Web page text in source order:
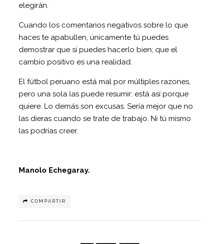
elegirán.
Cuando los comentarios negativos sobre lo que
haces te apabullen, únicamente tú puedes
demostrar que sí puedes hacerlo bien; que el
cambio positivo es una realidad.
El fútbol peruano está mal por múltiples razones,
pero una sola las puede resumir: está así porque
quiere. Lo demás son excusas. Sería mejor que no
las dieras cuando se trate de trabajo. Ni tú mismo
las podrías creer.
Manolo Echegaray.
COMPARTIR